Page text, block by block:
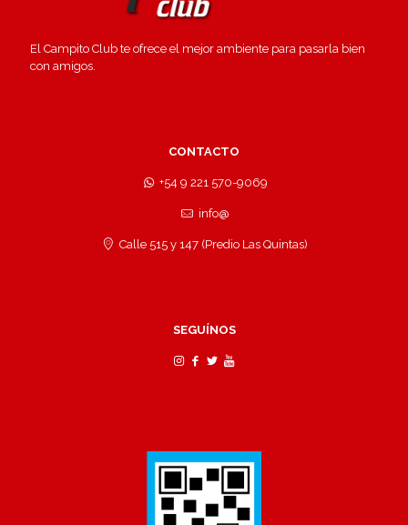
El Campito Club te ofrece el mejor ambiente para pasarla bien
con amigos.
CONTACTO
+54 9 221 570-9069
info@
Calle 515 y 147 (Predio Las Quintas)
SEGUÍNOS